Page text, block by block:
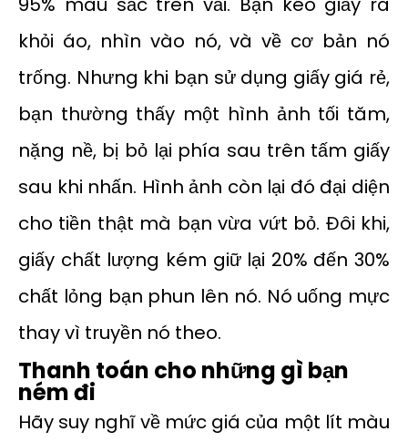
khỏi áo, nhìn vào nó, và về cơ bản nó
trống. Nhưng khi bạn sử dụng giấy giá rẻ,
bạn thường thấy một hình ảnh tối tăm,
nặng nề, bị bỏ lại phía sau trên tấm giấy
sau khi nhấn. Hình ảnh còn lại đó đại diện
cho tiền thật mà bạn vừa vứt bỏ. Đôi khi,
giấy chất lượng kém giữ lại 20% đến 30%
chất lỏng bạn phun lên nó. Nó uống mực
thay vì truyền nó theo.
Thanh toán cho những gì bạn
ném đi
Hãy suy nghĩ về mức giá của một lít màu